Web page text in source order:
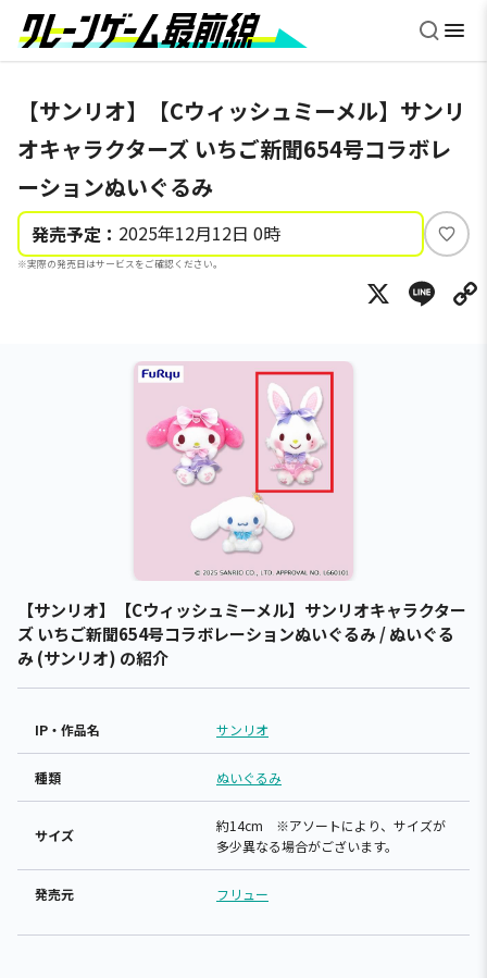
【サンリオ】【Cウィッシュミーメル】サンリ
オキャラクターズ いちご新聞654号コラボレ
ーションぬいぐるみ
発売予定： 2025年12月12日 0時
※実際の発売日はサービスをご確認ください。
い
ね
X
【サンリオ】【Cウィッシュミーメル】サンリオキャラクター
ズ いちご新聞654号コラボレーションぬいぐるみ / ぬいぐる
み (サンリオ) の紹介
IP・作品名 サンリオ
種類 ぬいぐるみ
サイズ
約14cm ※アソートにより、サイズが
多少異なる場合がございます。
発売元 フリュー